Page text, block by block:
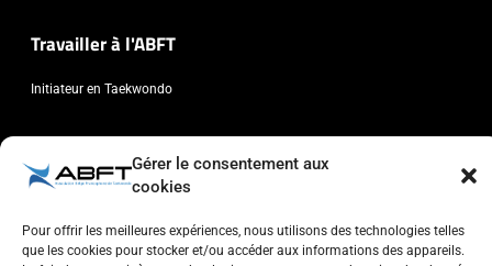
Gérer le consentement aux
cookies
Pour offrir les meilleures expériences, nous utilisons des technologies telles
que les cookies pour stocker et/ou accéder aux informations des appareils.
Travailler à l'ABFT
Initiateur en Taekwondo
Contact
Association Belge Francophone de Taekwondo
info@abft.be